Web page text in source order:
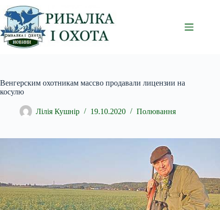
Перейти
до
вмісту
Венгерским охотникам массво продавали лицензии на
косулю
Лілія Кушнір 19.10.2020 Полювання